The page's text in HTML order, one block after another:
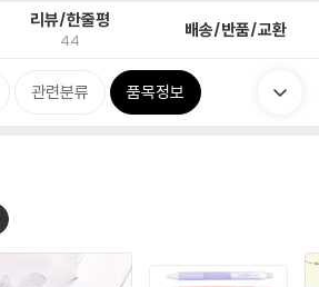
리뷰/한줄평
44 배송/반품/교환
관련분류 품목정보